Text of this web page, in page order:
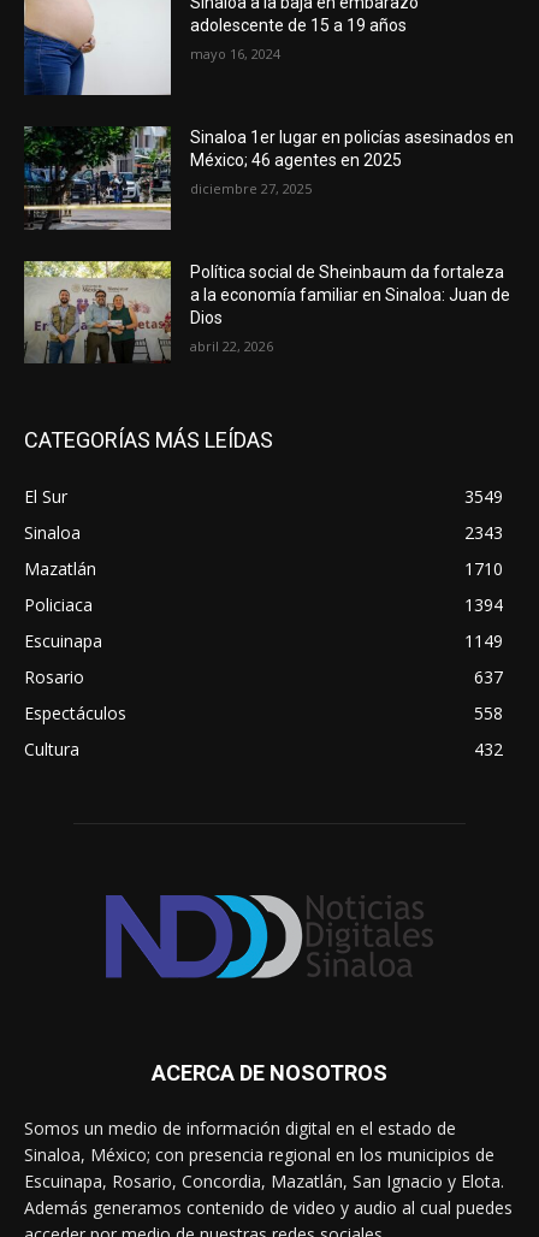
adolescente de 15 a 19 años
mayo 16, 2024
Sinaloa 1er lugar en policías asesinados en
México; 46 agentes en 2025
diciembre 27, 2025
Política social de Sheinbaum da fortaleza
a la economía familiar en Sinaloa: Juan de
Dios
abril 22, 2026
CATEGORÍAS MÁS LEÍDAS
El Sur
3549
Sinaloa
2343
Mazatlán
1710
Policiaca
1394
Escuinapa
1149
Rosario
637
Espectáculos
558
Cultura
432
ACERCA DE NOSOTROS
Somos un medio de información digital en el estado de
Sinaloa, México; con presencia regional en los municipios de
Escuinapa, Rosario, Concordia, Mazatlán, San Ignacio y Elota.
Además generamos contenido de video y audio al cual puedes